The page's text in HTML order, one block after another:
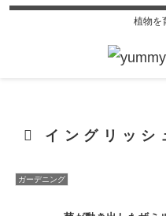
植物を
イングリッシ
ガーデニング